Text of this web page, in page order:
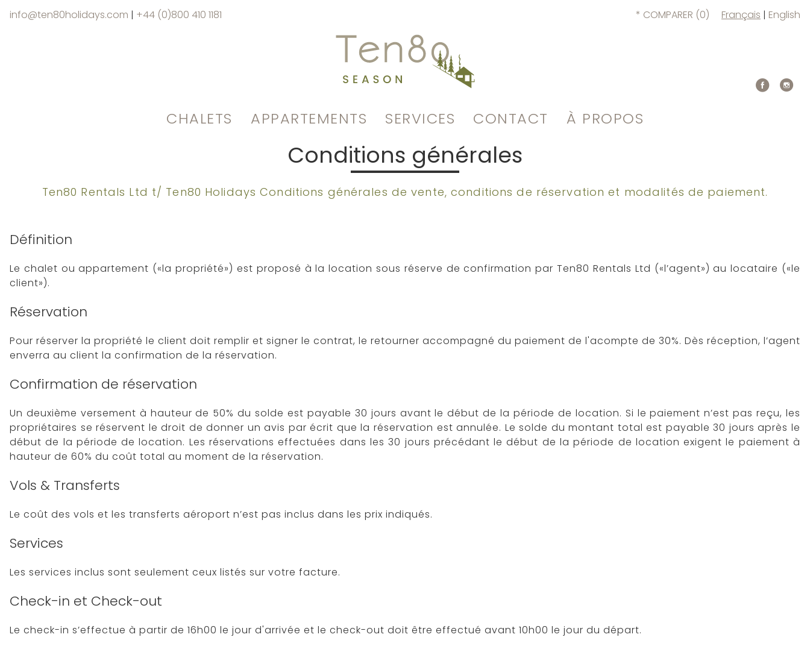
info@ten80holidays.com | +44 (0)800 410 1181 * COMPARER (0) Français | English
CHALETS APPARTEMENTS SERVICES CONTACT À PROPOS
Conditions générales
Ten80 Rentals Ltd t/ Ten80 Holidays Conditions générales de vente, conditions de réservation et modalités de paiement.
Définition
Le chalet ou appartement («la propriété») est proposé à la location sous réserve de confirmation par Ten80 Rentals Ltd («l’agent») au locataire («le
client»).
Réservation
Pour réserver la propriété le client doit remplir et signer le contrat, le retourner accompagné du paiement de l'acompte de 30%. Dès réception, l’agent
enverra au client la confirmation de la réservation.
Confirmation de réservation
Un deuxième versement à hauteur de 50% du solde est payable 30 jours avant le début de la période de location. Si le paiement n’est pas reçu, les
propriétaires se réservent le droit de donner un avis par écrit que la réservation est annulée. Le solde du montant total est payable 30 jours après le
début de la période de location. Les réservations effectuées dans les 30 jours précédant le début de la période de location exigent le paiement à
hauteur de 60% du coût total au moment de la réservation.
Vols & Transferts
Le coût des vols et les transferts aéroport n’est pas inclus dans les prix indiqués.
Services
Les services inclus sont seulement ceux listés sur votre facture.
Check-in et Check-out
Le check-in s’effectue à partir de 16h00 le jour d'arrivée et le check-out doit être effectué avant 10h00 le jour du départ.